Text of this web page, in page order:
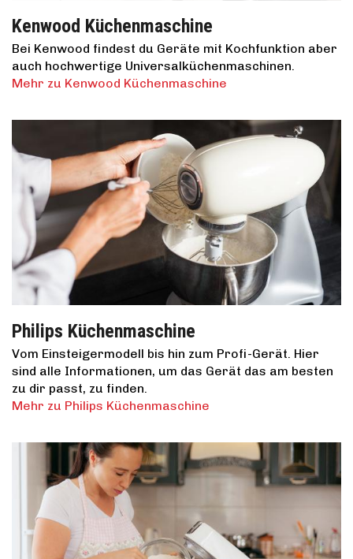
Kenwood Küchenmaschine
Bei Kenwood findest du Geräte mit Kochfunktion aber
auch hochwertige Universalküchenmaschinen.
Mehr zu Kenwood Küchenmaschine
Philips Küchenmaschine
Vom Einsteigermodell bis hin zum Profi-Gerät. Hier
sind alle Informationen, um das Gerät das am besten
zu dir passt, zu finden.
Mehr zu Philips Küchenmaschine